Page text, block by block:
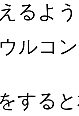
るよ
ルコ
する